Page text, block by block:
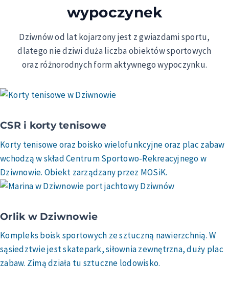
wypoczynek
Dziwnów od lat kojarzony jest z gwiazdami sportu,
dlatego nie dziwi duża liczba obiektów sportowych
oraz różnorodnych form aktywnego wypoczynku.
CSR i korty tenisowe
Korty tenisowe oraz boisko wielofunkcyjne oraz plac zabaw
wchodzą w skład Centrum Sportowo-Rekreacyjnego w
Dziwnowie. Obiekt zarządzany przez MOSiK.
Orlik w Dziwnowie
Kompleks boisk sportowych ze sztuczną nawierzchnią. W
sąsiedztwie jest skatepark, siłownia zewnętrzna, duży plac
zabaw. Zimą działa tu sztuczne lodowisko.